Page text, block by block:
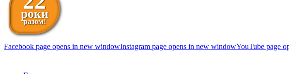
роки
разом!
Facebook page opens in new windowInstagram page opens in new windowYouTube page